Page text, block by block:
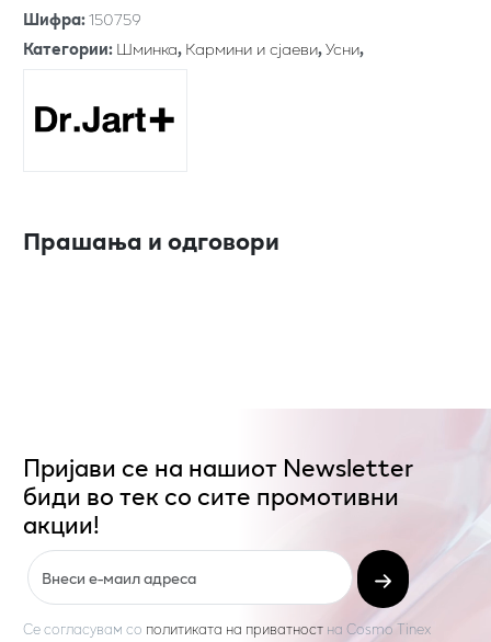
Шифра:150759
Категории:Шминка,Кармини и сјаеви,Усни,
Прашања и одговори
Пријави се на нашиот Newsletter
биди во тек со сите промотивни
акции!
Се согласувам со политиката на приватност на Cosmo Tinex